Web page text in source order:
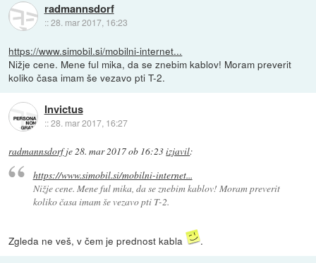
radmannsdorf
::28. mar 2017, 16:23
https://www.simobil.si/mobilni-internet...
Nižje cene. Mene ful mika, da se znebim kablov! Moram preverit
koliko časa imam še vezavo pti T-2.
Invictus
::28. mar 2017, 16:27
radmannsdorfje28. mar 2017 ob 16:23izjavil:
https://www.simobil.si/mobilni-internet...
Nižje cene. Mene ful mika, da se znebim kablov! Moram preverit
koliko časa imam še vezavo pti T-2.
Zgleda ne veš, v čem je prednost kabla .